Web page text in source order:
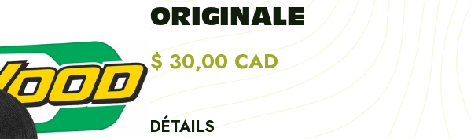
ORIGINALE
$ 30,00 CAD
DÉTAILS